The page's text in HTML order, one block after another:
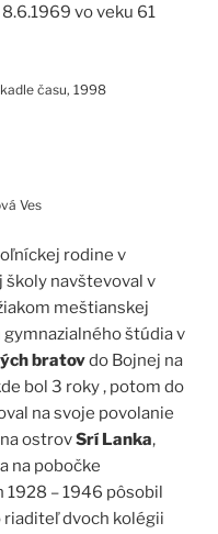
vo veku 61
času, 1998
Ves
rodine v
školy navštevoval v
meštianskej
štúdia v
bratovdo Bojnej na
bol 3 roky , potom do
na svoje povolanie
ostrovSrí Lanka,
na pobočke
1928 – 1946 pôsobil
dvoch kolégii